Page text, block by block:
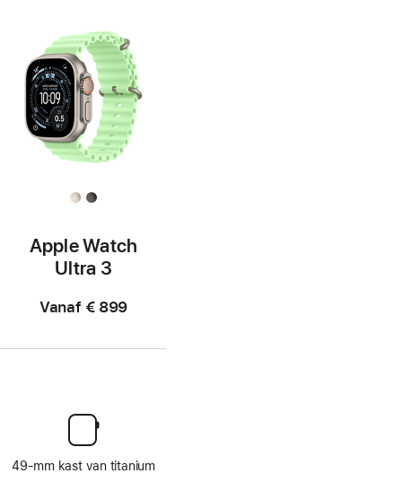
Apple Watch
Ultra 3
Vanaf € 899
49‑mm kast van titanium